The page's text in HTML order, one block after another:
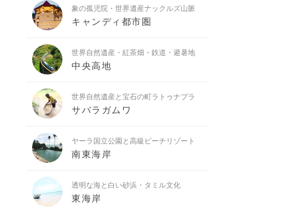
象の孤児院・世界遺産ナックルズ山脈
キャンディ都市圏
世界自然遺産・紅茶畑・鉄道・避暑地
中央高地
世界自然遺産と宝石の町ラトゥナプラ
サバラガムワ
ヤーラ国立公園と高級ビーチリゾート
南東海岸
透明な海と白い砂浜・タミル文化
東海岸